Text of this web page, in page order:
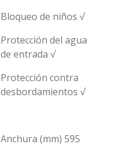
Bloqueo de niños √
Protección del agua
de entrada √
Protección contra
desbordamientos √
Anchura (mm) 595